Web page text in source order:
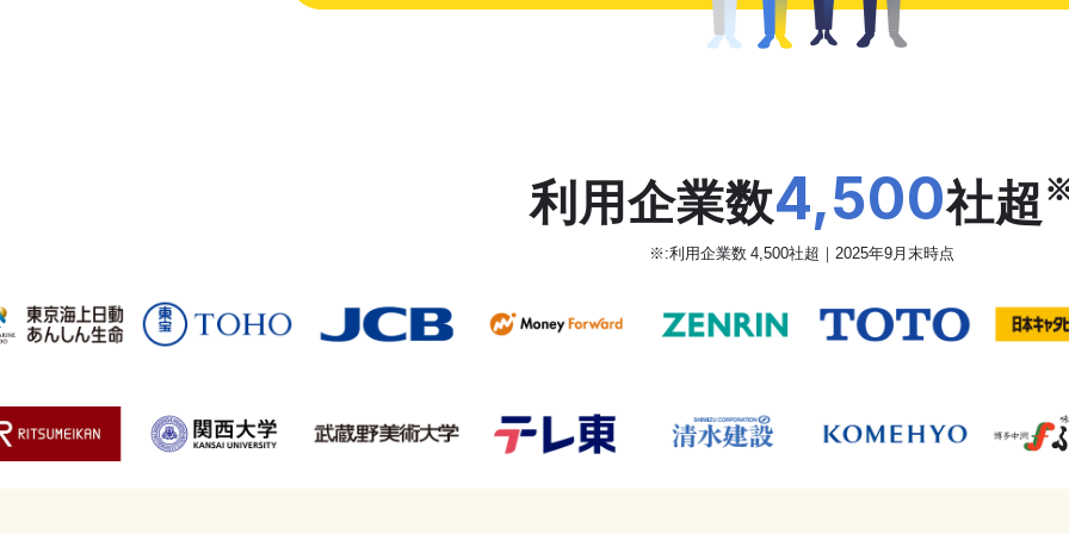
利用企業数4,500社超
※:利用企業数 4,500社超｜2025年9月末時点